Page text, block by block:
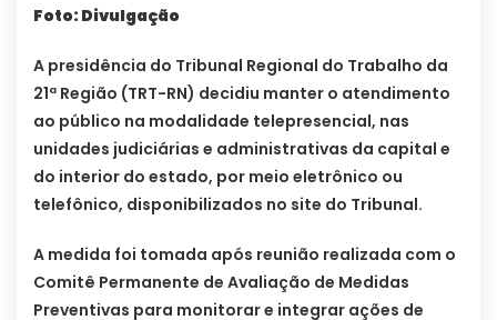
Foto: Divulgação
A presidência do Tribunal Regional do Trabalho da
21ª Região (TRT-RN) decidiu manter o atendimento
ao público na modalidade telepresencial, nas
unidades judiciárias e administrativas da capital e
do interior do estado, por meio eletrônico ou
telefônico, disponibilizados no site do Tribunal.
A medida foi tomada após reunião realizada com o
Comitê Permanente de Avaliação de Medidas
Preventivas para monitorar e integrar ações de